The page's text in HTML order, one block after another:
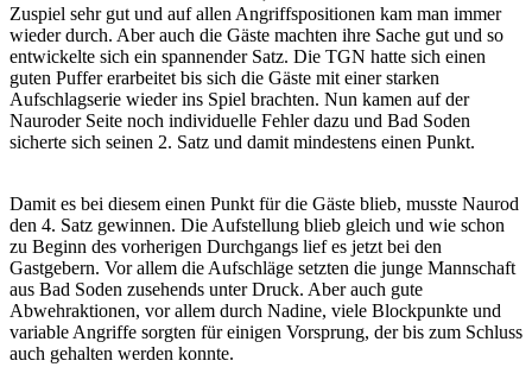
Zuspiel sehr gut und auf allen Angriffspositionen kam man immer
wieder durch. Aber auch die Gäste machten ihre Sache gut und so
entwickelte sich ein spannender Satz. Die TGN hatte sich einen
guten Puffer erarbeitet bis sich die Gäste mit einer starken
Aufschlagserie wieder ins Spiel brachten. Nun kamen auf der
Nauroder Seite noch individuelle Fehler dazu und Bad Soden
sicherte sich seinen 2. Satz und damit mindestens einen Punkt.
Damit es bei diesem einen Punkt für die Gäste blieb, musste Naurod
den 4. Satz gewinnen. Die Aufstellung blieb gleich und wie schon
zu Beginn des vorherigen Durchgangs lief es jetzt bei den
Gastgebern. Vor allem die Aufschläge setzten die junge Mannschaft
aus Bad Soden zusehends unter Druck. Aber auch gute
Abwehraktionen, vor allem durch Nadine, viele Blockpunkte und
variable Angriffe sorgten für einigen Vorsprung, der bis zum Schluss
auch gehalten werden konnte.